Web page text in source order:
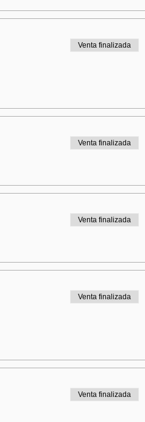
Venta finalizada
Venta finalizada
Venta finalizada
Venta finalizada
Venta finalizada